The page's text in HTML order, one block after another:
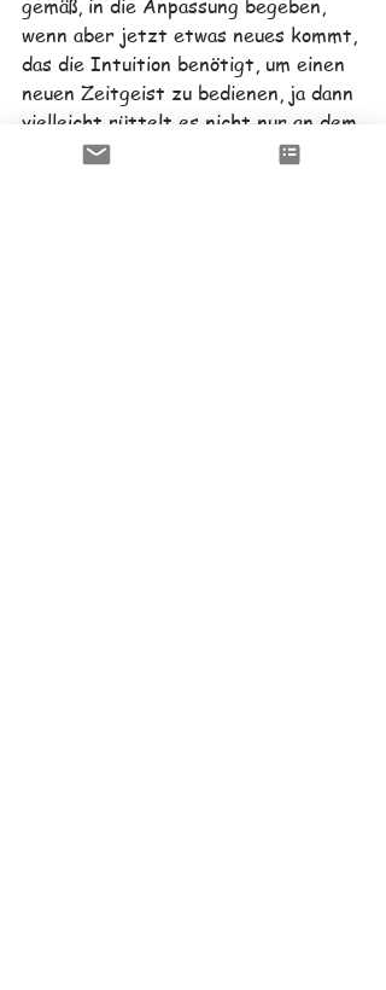
gemäß, in die Anpassung begeben,
wenn aber jetzt etwas neues kommt,
das die Intuition benötigt, um einen
neuen Zeitgeist zu bedienen, ja dann
vielleicht rüttelt es nicht nur an dem
Weltbild, sondern an der ganzen